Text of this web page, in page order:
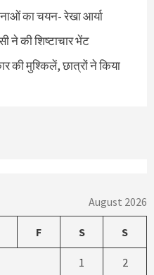
का चयन- रेखा आर्या
ने की शिष्टाचार भेंट
की मुश्किलें, छात्रों ने किया
August 2026
F S S
1 2